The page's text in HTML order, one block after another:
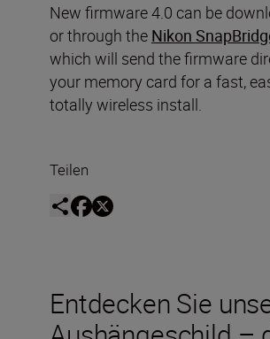
New firmware 4.0 can be
or through the Nikon
which will send the firmware
your memory card for a fast,
totally wireless install.
Teilen
Entdecken Sie